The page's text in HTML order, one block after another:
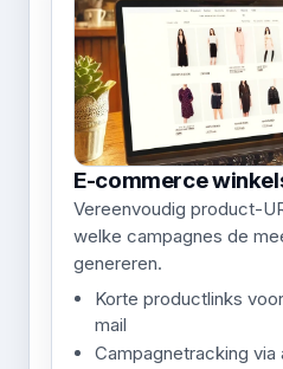
E-commerce
Vereenvoudig product-
welke campagnes de
genereren.
Korte productlinks
mail
Campagnetracking via